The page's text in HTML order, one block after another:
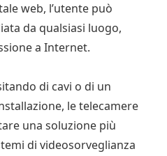
web, l’utente può
da qualsiasi luogo,
a Internet.
di cavi o di un
le telecamere
una soluzione più
di videosorveglianza